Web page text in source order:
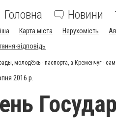
Головна Новини
Карта міста Нерухомість
відповідь
молодёжь - паспорта, а Кременчуг -
2016 р.